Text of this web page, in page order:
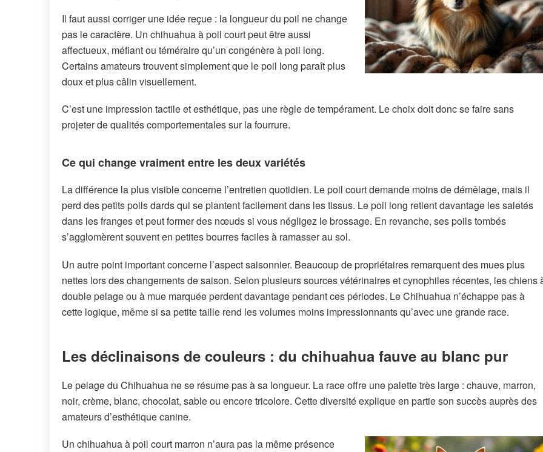
Il faut aussi corriger une idée reçue : la longueur du poil ne change
pas le caractère. Un chihuahua à poil court peut être aussi
affectueux, méfiant ou téméraire qu’un congénère à poil long.
Certains amateurs trouvent simplement que le poil long paraît plus
doux et plus câlin visuellement.
C’est une impression tactile et esthétique, pas une règle de tempérament. Le choix doit donc se faire sans
projeter de qualités comportementales sur la fourrure.
Ce qui change vraiment entre les deux variétés
La différence la plus visible concerne l’entretien quotidien. Le poil court demande moins de démêlage, mais il
perd des petits poils dards qui se plantent facilement dans les tissus. Le poil long retient davantage les saletés
dans les franges et peut former des nœuds si vous négligez le brossage. En revanche, ses poils tombés
s’agglomèrent souvent en petites bourres faciles à ramasser au sol.
Un autre point important concerne l’aspect saisonnier. Beaucoup de propriétaires remarquent des mues plus
nettes lors des changements de saison. Selon plusieurs sources vétérinaires et cynophiles récentes, les chiens
double pelage ou à mue marquée perdent davantage pendant ces périodes. Le Chihuahua n’échappe pas à
cette logique, même si sa petite taille rend les volumes moins impressionnants qu’avec une grande race.
Les déclinaisons de couleurs : du chihuahua fauve au blanc pur
Le pelage du Chihuahua ne se résume pas à sa longueur. La race offre une palette très large : chauve, marron,
noir, crème, blanc, chocolat, sable ou encore tricolore. Cette diversité explique en partie son succès auprès des
amateurs d’esthétique canine.
Un chihuahua à poil court marron n’aura pas la même présence